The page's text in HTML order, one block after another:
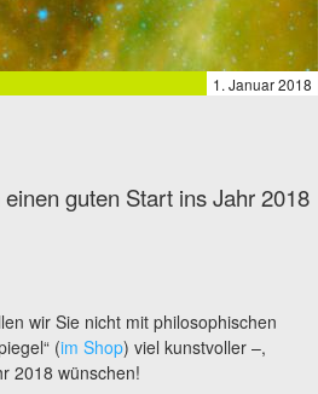
1. Januar 2018
guten Start ins Jahr 2018
wir Sie nicht mit philosophischen
(im Shop) viel kunstvoller –,
2018 wünschen!